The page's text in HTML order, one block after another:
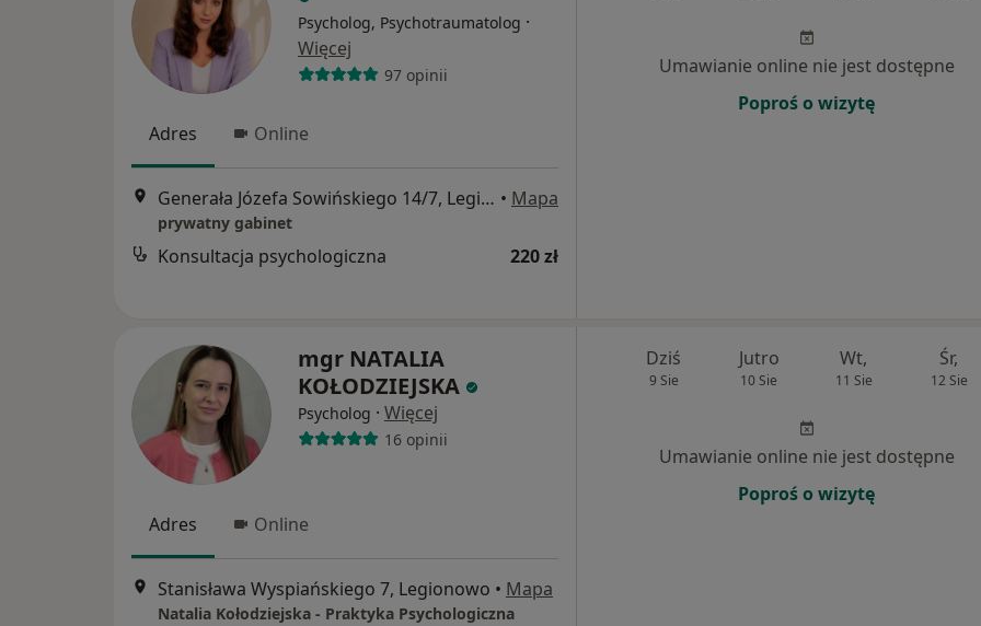
Psycholog, Psychotraumatolog ·
Więcej
97 opinii
Adres Online
Generała Józefa Sowińskiego 14/7, Legionowo • Mapa
prywatny gabinet
Konsultacja psychologiczna 220 zł
Umawianie online nie jest dostępne
Poproś o wizytę
mgr NATALIA
KOŁODZIEJSKA
Psycholog · Więcej
16 opinii
Adres Online
Stanisława Wyspiańskiego 7, Legionowo • Mapa
Natalia Kołodziejska - Praktyka Psychologiczna
Dziś
9 Sie
Jutro
10 Sie
Wt,
11 Sie
Śr,
12 Sie
Umawianie online nie jest dostępne
Poproś o wizytę